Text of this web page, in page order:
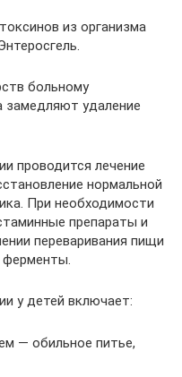
из организма
больному
замедляют удаление
проводится лечение
нормальной
При необходимости
препараты и
переваривания пищи
ферменты.
у детей включает:
— обильное питье,